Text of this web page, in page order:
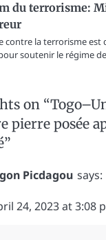
du terrorisme:
contre la terrorisme est
soutenir le régime
on “
pierre posée
”
Picdagou says:
24, 2023 at 3:08